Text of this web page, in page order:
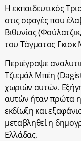
Η εκπαιδευτικός
στις σφαγές που
Βιθυνίας
του Τάγματος
Περιέγραψε
Τζιεμάλ Μπέη
χωριών αυτών.
αυτών ήταν πρώτα η
εκδίωξη και
μεταβληθεί η
Ελλάδας.